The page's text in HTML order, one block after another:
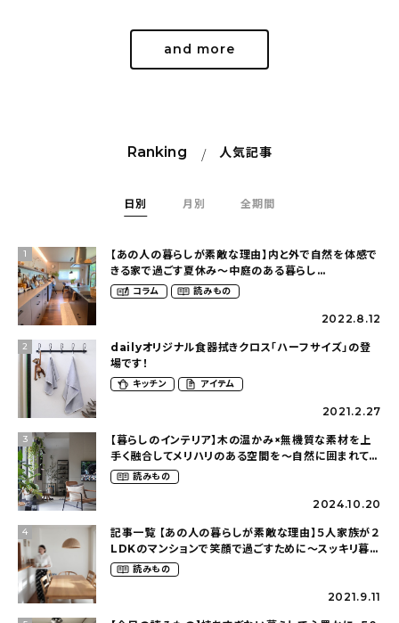
and more
Ranking 人気記事
日別 月別 全期間
1
【あの人の暮らしが素敵な理由】内と外で自然を体感で
きる家で過ごす夏休み〜中庭のある暮らし
（yume_2700さん）
コラム 読みもの
2022.8.12
2
dailyオリジナル食器拭きクロス「ハーフサイズ」の登
場です！
キッチン アイテム
2021.2.27
3
【暮らしのインテリア】木の温かみ×無機質な素材を上
手く融合してメリハリのある空間を〜自然に囲まれて暮
らす（ki_no_ieさん）
読みもの
2024.10.20
4
記事一覧 【あの人の暮らしが素敵な理由】５人家族が２
LDKのマンションで笑顔で過ごすために〜スッキリ暮ら
す（hm_no.ieさん）
読みもの
2021.9.11